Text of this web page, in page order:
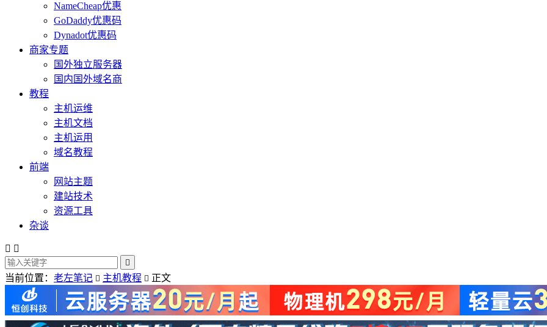
NameCheap优惠
GoDaddy优惠码
Dynadot优惠码
商家专题
国外独立服务器
国内国外域名商
教程
主机运维
主机文档
主机运用
域名教程
前端
网站主题
建站技术
资源工具
杂谈
 

当前位置： 老左笔记  主机教程  正文